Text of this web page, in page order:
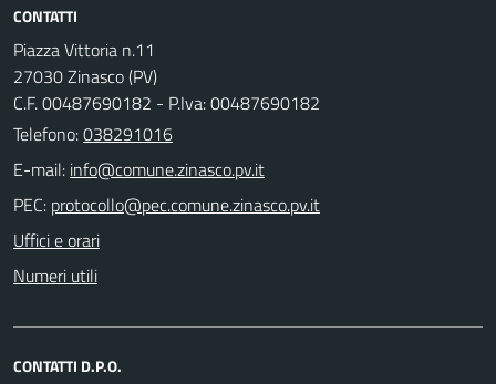
CONTATTI
Piazza Vittoria n.11
27030 Zinasco (PV)
C.F. 00487690182 - P.Iva: 00487690182
Telefono:038291016
E-mail:
PEC:
Uffici e orari
Numeri utili
CONTATTI D.P.O.